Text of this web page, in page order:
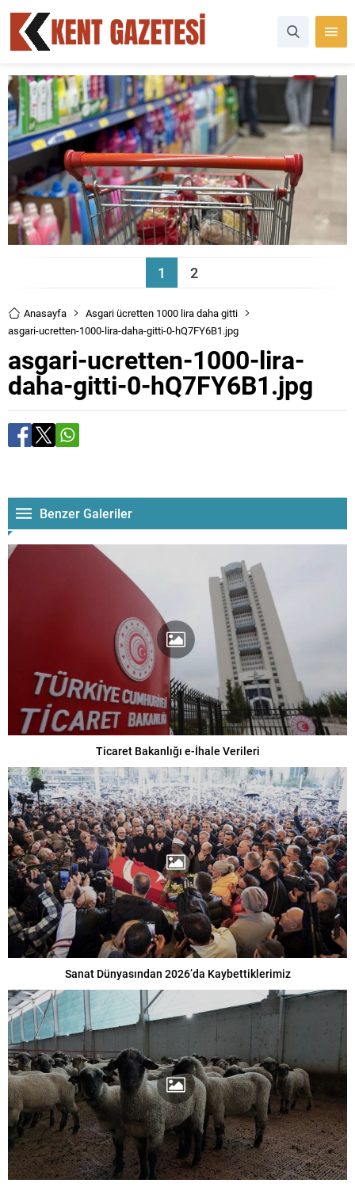
1 2
Anasayfa
Asgari ücretten 1000 lira daha gitti
asgari-ucretten-1000-lira-daha-gitti-0-hQ7FY6B1.jpg
asgari-ucretten-1000-lira-
daha-gitti-0-hQ7FY6B1.jpg
Benzer Galeriler
Ticaret Bakanlığı e-İhale Verileri
Sanat Dünyasından 2026’da Kaybettiklerimiz